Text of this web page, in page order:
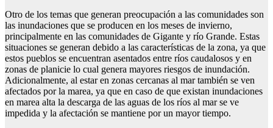
Otro de los temas que generan preocupación a las comunidades son
las inundaciones que se producen en los meses de invierno,
principalmente en las comunidades de Gigante y río Grande. Estas
situaciones se generan debido a las características de la zona, ya que
estos pueblos se encuentran asentados entre ríos caudalosos y en
zonas de planicie lo cual genera mayores riesgos de inundación.
Adicionalmente, al estar en zonas cercanas al mar también se ven
afectados por la marea, ya que en caso de que existan inundaciones
en marea alta la descarga de las aguas de los ríos al mar se ve
impedida y la afectación se mantiene por un mayor tiempo.